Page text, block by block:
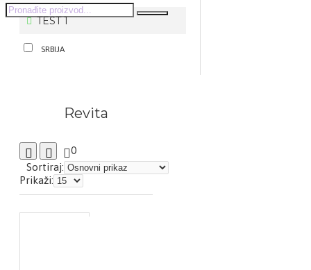
TEST 1
SRBIJA
Revita
0
Sortiraj:
Prikaži: